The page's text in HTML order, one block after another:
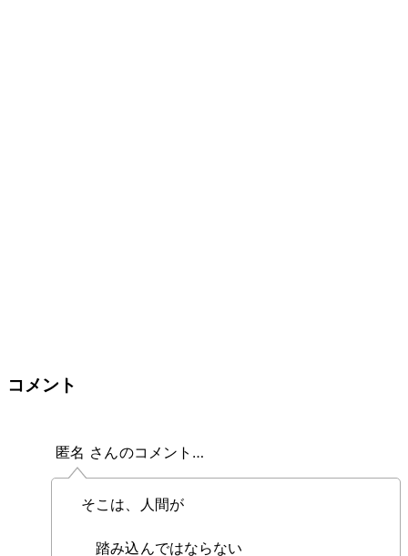
コメント
匿名 さんのコメント…
そこは、人間が
踏み込んではならない